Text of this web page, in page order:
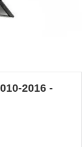
2016 -